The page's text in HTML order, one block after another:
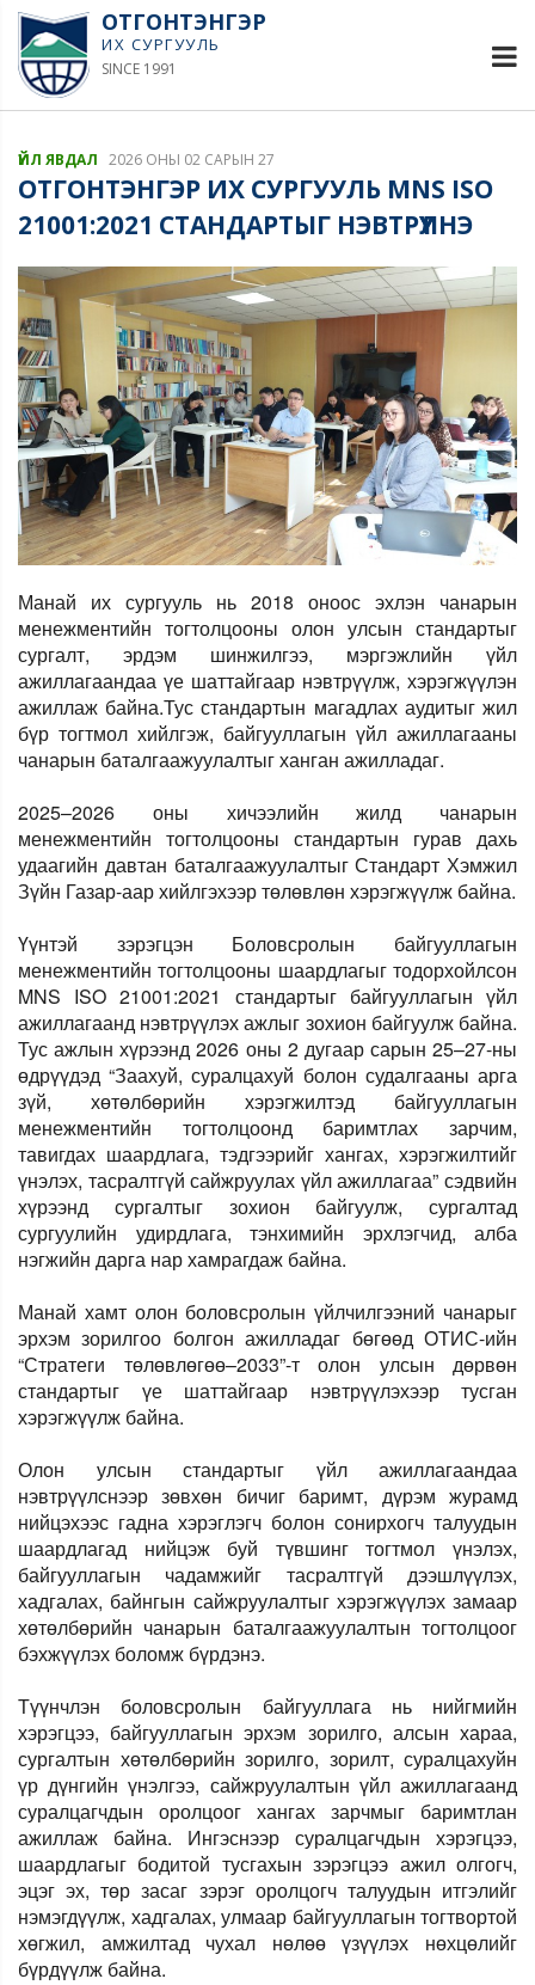
ОТГОНТЭНГЭР
ИХ СУРГУУЛЬ
SINCE 1991
ҮЙЛ ЯВДАЛ 2026 ОНЫ 02 САРЫН 27
ОТГОНТЭНГЭР ИХ СУРГУУЛЬ MNS ISO
21001:2021 СТАНДАРТЫГ НЭВТРҮҮЛНЭ
Манай их сургууль нь 2018 оноос эхлэн чанарын
менежментийн тогтолцооны олон улсын стандартыг
сургалт, эрдэм шинжилгээ, мэргэжлийн үйл
ажиллагаандаа үе шаттайгаар нэвтрүүлж, хэрэгжүүлэн
ажиллаж байна.Тус стандартын магадлах аудитыг жил
бүр тогтмол хийлгэж, байгууллагын үйл ажиллагааны
чанарын баталгаажуулалтыг ханган ажилладаг.
2025–2026 оны хичээлийн жилд чанарын
менежментийн тогтолцооны стандартын гурав дахь
удаагийн давтан баталгаажуулалтыг Стандарт Хэмжил
Зүйн Газар-аар хийлгэхээр төлөвлөн хэрэгжүүлж байна.
Үүнтэй зэрэгцэн Боловсролын байгууллагын
менежментийн тогтолцооны шаардлагыг тодорхойлсон
MNS ISO 21001:2021 стандартыг байгууллагын үйл
ажиллагаанд нэвтрүүлэх ажлыг зохион байгуулж байна.
Тус ажлын хүрээнд 2026 оны 2 дугаар сарын 25–27-ны
өдрүүдэд “Заахуй, суралцахуй болон судалгааны арга
зүй, хөтөлбөрийн хэрэгжилтэд байгууллагын
менежментийн тогтолцоонд баримтлах зарчим,
тавигдах шаардлага, тэдгээрийг хангах, хэрэгжилтийг
үнэлэх, тасралтгүй сайжруулах үйл ажиллагаа” сэдвийн
хүрээнд сургалтыг зохион байгуулж, сургалтад
сургуулийн удирдлага, тэнхимийн эрхлэгчид, алба
нэгжийн дарга нар хамрагдаж байна.
Манай хамт олон боловсролын үйлчилгээний чанарыг
эрхэм зорилгоо болгон ажилладаг бөгөөд ОТИС-ийн
“Стратеги төлөвлөгөө–2033”-т олон улсын дөрвөн
стандартыг үе шаттайгаар нэвтрүүлэхээр тусган
хэрэгжүүлж байна.
Олон улсын стандартыг үйл ажиллагаандаа
нэвтрүүлснээр зөвхөн бичиг баримт, дүрэм журамд
нийцэхээс гадна хэрэглэгч болон сонирхогч талуудын
шаардлагад нийцэж буй түвшинг тогтмол үнэлэх,
байгууллагын чадамжийг тасралтгүй дээшлүүлэх,
хадгалах, байнгын сайжруулалтыг хэрэгжүүлэх замаар
хөтөлбөрийн чанарын баталгаажуулалтын тогтолцоог
бэхжүүлэх боломж бүрдэнэ.
Түүнчлэн боловсролын байгууллага нь нийгмийн
хэрэгцээ, байгууллагын эрхэм зорилго, алсын хараа,
сургалтын хөтөлбөрийн зорилго, зорилт, суралцахуйн
үр дүнгийн үнэлгээ, сайжруулалтын үйл ажиллагаанд
суралцагчдын оролцоог хангах зарчмыг баримтлан
ажиллаж байна. Ингэснээр суралцагчдын хэрэгцээ,
шаардлагыг бодитой тусгахын зэрэгцээ ажил олгогч,
эцэг эх, төр засаг зэрэг оролцогч талуудын итгэлийг
нэмэгдүүлж, хадгалах, улмаар байгууллагын тогтвортой
хөгжил, амжилтад чухал нөлөө үзүүлэх нөхцөлийг
бүрдүүлж байна.